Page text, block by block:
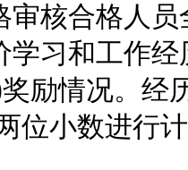
合格人员
学习和工作
励情况。经
位小数进行